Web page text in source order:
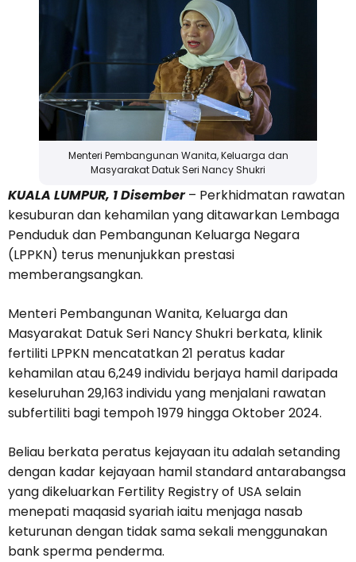
Menteri Pembangunan Wanita, Keluarga dan
Masyarakat Datuk Seri Nancy Shukri
KUALA LUMPUR, 1 Disember– Perkhidmatan rawatan
kesuburan dan kehamilan yang ditawarkan Lembaga
Penduduk dan Pembangunan Keluarga Negara
(LPPKN) terus menunjukkan prestasi
memberangsangkan.
Menteri Pembangunan Wanita, Keluarga dan
Masyarakat Datuk Seri Nancy Shukri berkata, klinik
fertiliti LPPKN mencatatkan 21 peratus kadar
kehamilan atau 6,249 individu berjaya hamil daripada
keseluruhan 29,163 individu yang menjalani rawatan
subfertiliti bagi tempoh 1979 hingga Oktober 2024.
Beliau berkata peratus kejayaan itu adalah setanding
dengan kadar kejayaan hamil standard antarabangsa
yang dikeluarkan Fertility Registry of USA selain
menepati maqasid syariah iaitu menjaga nasab
keturunan dengan tidak sama sekali menggunakan
bank sperma penderma.